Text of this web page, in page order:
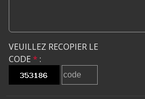
VEUILLEZ RECOPIER LE
CODE * :